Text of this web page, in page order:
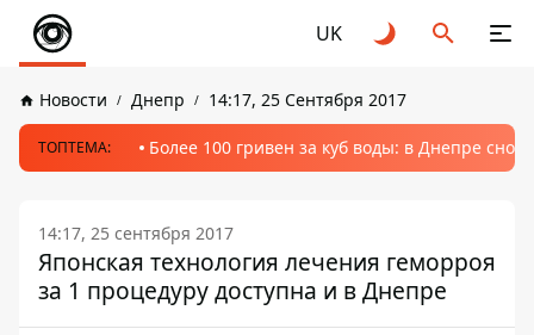
UK
Новости Днепр 14:17, 25 Сентября 2017
ТОПТЕМА: Более 100 гривен за куб воды: в Днепре
14:17, 25 сентября 2017
Японская технология лечения геморроя
за 1 процедуру доступна и в Днепре